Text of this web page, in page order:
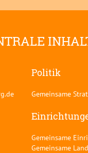
Politik
Gemeinsame
Gemeinsame
Gemeinsame